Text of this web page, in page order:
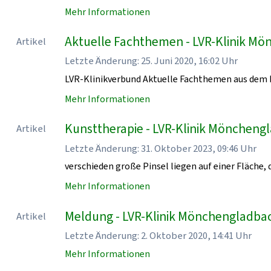
Mehr Informationen
Artikel Aktuelle Fachthemen - LVR-Klinik
Letzte Änderung: 25. Juni 2020, 16:02 Uhr
LVR-Klinikverbund Aktuelle Fachthemen aus
Mehr Informationen
Artikel Kunsttherapie - LVR-Klinik
Letzte Änderung: 31. Oktober 2023, 09:46 Uhr
verschieden große Pinsel liegen auf einer
Mehr Informationen
Artikel Meldung - LVR-Klinik
Letzte Änderung: 2. Oktober 2020, 14:41 Uhr
Mehr Informationen